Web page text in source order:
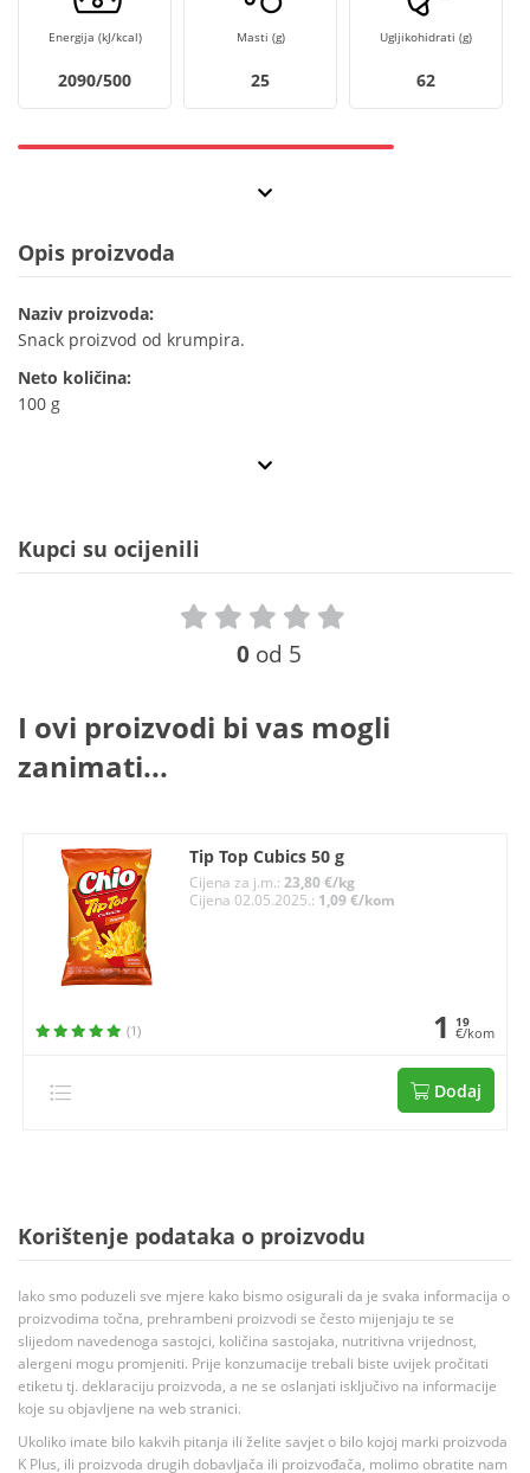
Energija (kJ/kcal)
2090/500
Masti (g)
25
Ugljikohidrati (g)
62
Opis proizvoda
Naziv proizvoda:
Snack proizvod od krumpira.
Neto količina:
100 g
Kupci su ocijenili
0 od 5
I ovi proizvodi bi vas mogli
zanimati...
Tip Top Cubics 50 g
Cijena za j.m.:23,80 €/kg
Cijena 02.05.2025.: 1,09 €/kom
(1) 1 19
€/kom
Dodaj
Korištenje podataka o proizvodu
Iako smo poduzeli sve mjere kako bismo osigurali da je svaka informacija o
proizvodima točna, prehrambeni proizvodi se često mijenjaju te se
slijedom navedenoga sastojci, količina sastojaka, nutritivna vrijednost,
alergeni mogu promjeniti. Prije konzumacije trebali biste uvijek pročitati
etiketu tj. deklaraciju proizvoda, a ne se oslanjati isključivo na informacije
koje su objavljene na web stranici.
Ukoliko imate bilo kakvih pitanja ili želite savjet o bilo kojoj marki proizvoda
K Plus, ili proizvoda drugih dobavljača ili proizvođača, molimo obratite nam